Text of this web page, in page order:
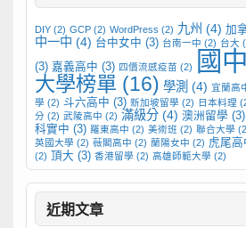
DIY(2) GCP(2) WordPress (2) 九州 (4) 加
中一中 (4) 台中女中 (3) 台南一中 (2) 台大
(3) 嘉義高中 (3) 四價流感疫苗 (2) 國
大學榜單 (16) 學測 (4) 宜蘭高
學 (2) 斗六高中 (3) 新加坡留學 (2) 日本料理
分(2) 武陵高中 (2) 滿級分(4) 澳洲留學 (3)
科實中 (3) 羅東高中 (2) 美術班 (2) 聯合大學
英國大學 (2) 薇閣高中 (2) 蘭陽女中 (2) 虎尾高
(2)
頂大 (3) 香港留學 (2) 高雄師範大學 (2)
近期文章